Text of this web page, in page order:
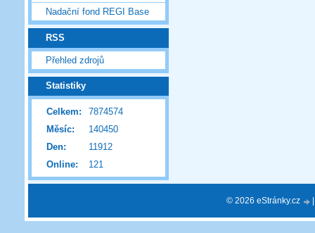
Nadační fond REGI Base
RSS
Přehled zdrojů
Statistiky
Online: 121
Celkem:
7874574
Měsíc:
140450
Den:
11912
© 2026 eStránky.cz